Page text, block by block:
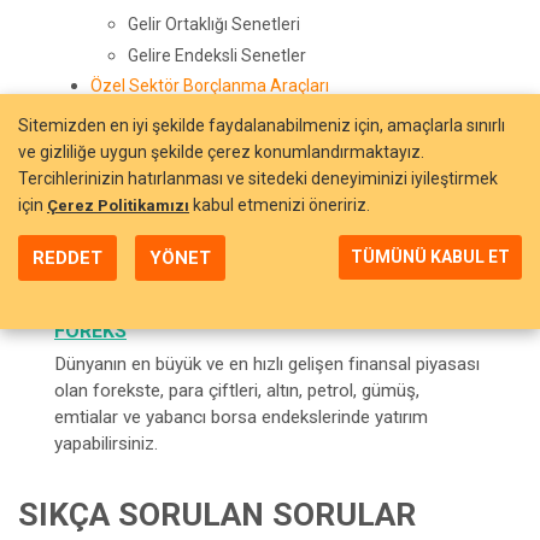
Gelir Ortaklığı Senetleri
Gelire Endeksli Senetler
Özel Sektör Borçlanma Araçları
Finansman Bonoları
Varlık ve İpotek Teminatlı Menkul Kıymetler
Varlığa ve İpoteğe Dayalı Menkul Kıymetler
Repo / Ters Repo
Eurotahvil
FOREKS
Dünyanın en büyük ve en hızlı gelişen finansal piyasası
olan forekste, para çiftleri, altın, petrol, gümüş,
emtialar ve yabancı borsa endekslerinde yatırım
yapabilirsiniz.
SIKÇA SORULAN SORULAR
Sitemizden en iyi şekilde faydalanabilmeniz için, amaçlarla sınırlı
ve gizliliğe uygun şekilde çerez konumlandırmaktayız.
Tercihlerinizin hatırlanması ve sitedeki deneyiminizi iyileştirmek
için Çerez Politikamızı kabul etmenizi öneririz.
REDDET YÖNET TÜMÜNÜ KABUL ET